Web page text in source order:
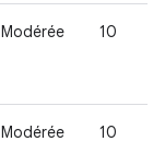
Modérée 10
Modérée 10